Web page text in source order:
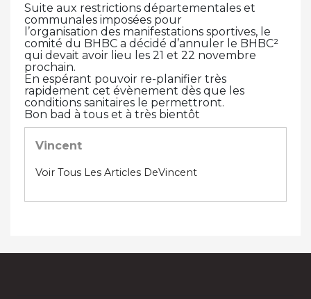
Suite aux restrictions départementales et
communales imposées pour
l’organisation des manifestations sportives, le
comité du BHBC a décidé d’annuler le BHBC²
qui devait avoir lieu les 21 et 22 novembre
prochain.
En espérant pouvoir re-planifier très
rapidement cet évènement dès que les
conditions sanitaires le permettront.
Bon bad à tous et à très bientôt
Vincent
Voir Tous Les Articles DeVincent